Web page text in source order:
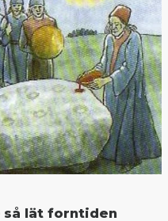
så lät forntiden